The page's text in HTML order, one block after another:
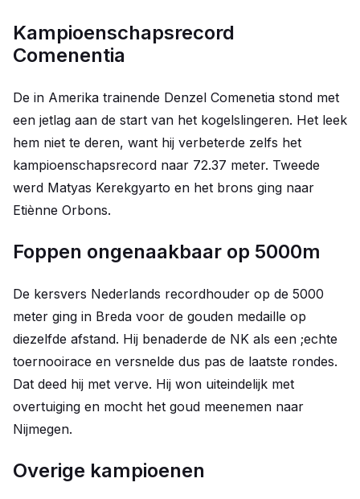
Kampioenschapsrecord
Comenentia
De in Amerika trainende Denzel Comenetia stond met
een jetlag aan de start van het kogelslingeren. Het leek
hem niet te deren, want hij verbeterde zelfs het
kampioenschapsrecord naar 72.37 meter. Tweede
werd Matyas Kerekgyarto en het brons ging naar
Etiènne Orbons.
Foppen ongenaakbaar op 5000m
De kersvers Nederlands recordhouder op de 5000
meter ging in Breda voor de gouden medaille op
diezelfde afstand. Hij benaderde de NK als een ;echte
toernooirace en versnelde dus pas de laatste rondes.
Dat deed hij met verve. Hij won uiteindelijk met
overtuiging en mocht het goud meenemen naar
Nijmegen.
Overige kampioenen